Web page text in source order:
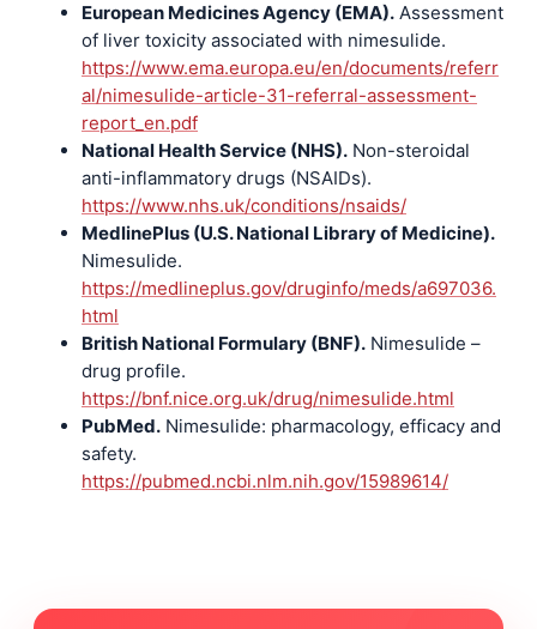
European Medicines Agency (EMA). Assessment
of liver toxicity associated with nimesulide.
https://www.ema.europa.eu/en/documents/referr
al/nimesulide-article-31-referral-assessment-
report_en.pdf
National Health Service (NHS). Non-steroidal
anti-inflammatory drugs (NSAIDs).
https://www.nhs.uk/conditions/nsaids/
MedlinePlus (U.S. National Library of Medicine).
Nimesulide.
https://medlineplus.gov/druginfo/meds/a697036.
html
British National Formulary (BNF). Nimesulide –
drug profile.
https://bnf.nice.org.uk/drug/nimesulide.html
PubMed. Nimesulide: pharmacology, efficacy and
safety.
https://pubmed.ncbi.nlm.nih.gov/15989614/